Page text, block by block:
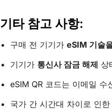
기타 참고 사항:
구매 전 기기가 eSIM 기술
기기가 통신사 잠금 해제 상
eSIM QR 코드는 이메일 수
국가 간 시간대 차이로 인